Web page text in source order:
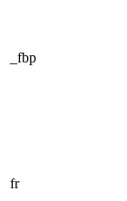
_fbp
fr